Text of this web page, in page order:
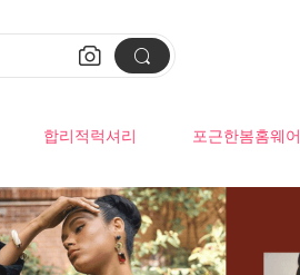
 
합리적럭셔리 포근한봄홈웨어